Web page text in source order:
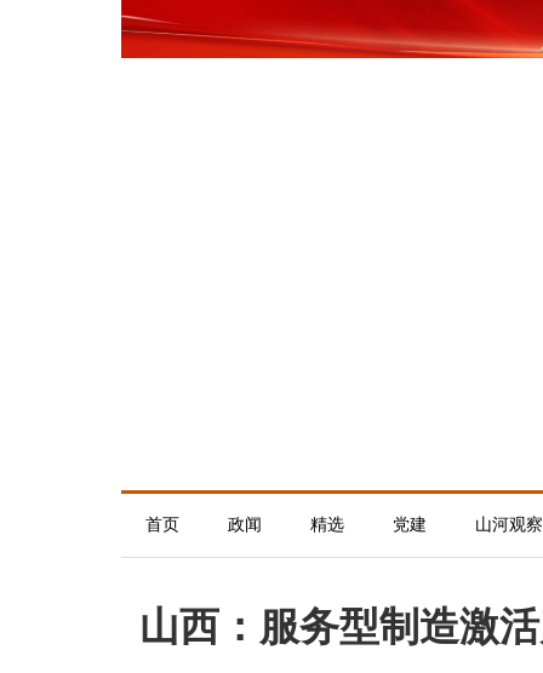
首页 政闻 精选 党建 山河观察
山西：服务型制造激